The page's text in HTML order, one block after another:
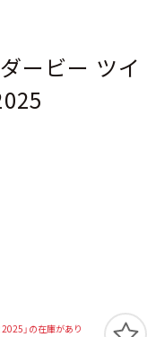
ービー ツイ
」の在庫があり